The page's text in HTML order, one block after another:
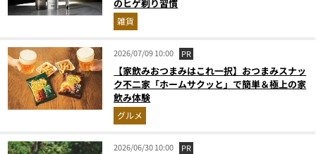
のヒゲ剃り習慣
雑貨
2026/07/09 10:00 PR
【家飲みおつまみはこれ一択】おつまみスナッ
ク不二家「ホームサクッと」で簡単＆極上の家
飲み体験
グルメ
2026/06/30 10:00 PR